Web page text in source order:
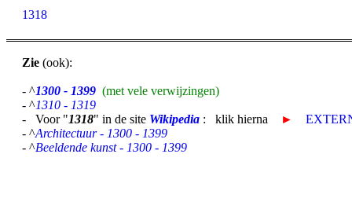
1318
Zie (ook):
- ^1300 - 1399 (met vele verwijzingen)
- ^1310 - 1319
- Voor "1318" in de site Wikipedia : klik hierna ►
- ^Architectuur - 1300 - 1399
- ^Beeldende kunst - 1300 - 1399